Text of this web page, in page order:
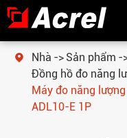
 Nhà Sản phẩm
Đồng hồ đo năng
Máy đo năng
ADL10-E 1P